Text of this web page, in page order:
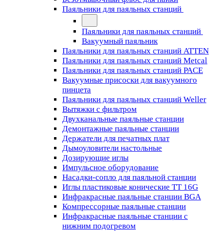
Паяльники для паяльных станций
Паяльники для паяльных станций
Вакуумный паяльник
Паяльники для паяльных станций ATTEN
Паяльники для паяльных станций Metcal
Паяльники для паяльных станций PACE
Вакуумные присоски для вакуумного
пинцета
Паяльники для паяльных станций Weller
Вытяжки с фильтром
Двухканальные паяльные станции
Демонтажные паяльные станции
Держатели для печатных плат
Дымоуловители настольные
Дозирующие иглы
Импульсное оборудование
Насадки-сопло для паяльной станции
Иглы пластиковые конические TT 16G
Инфракрасные паяльные станции BGA
Компрессорные паяльные станции
Инфракрасные паяльные станции с
нижним подогревом